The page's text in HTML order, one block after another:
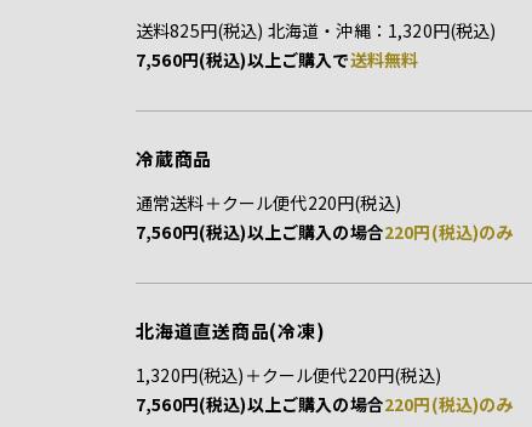
送料825円(税込) 北海道・沖縄：1,320円(税込)
7,560円(税込)以上ご購入で送料無料
冷蔵商品
通常送料＋クール便代220円(税込)
7,560円(税込)以上ご購入の場合220円(税込)のみ
北海道直送商品(冷凍)
1,320円(税込)＋クール便代220円(税込)
7,560円(税込)以上ご購入の場合220円(税込)のみ